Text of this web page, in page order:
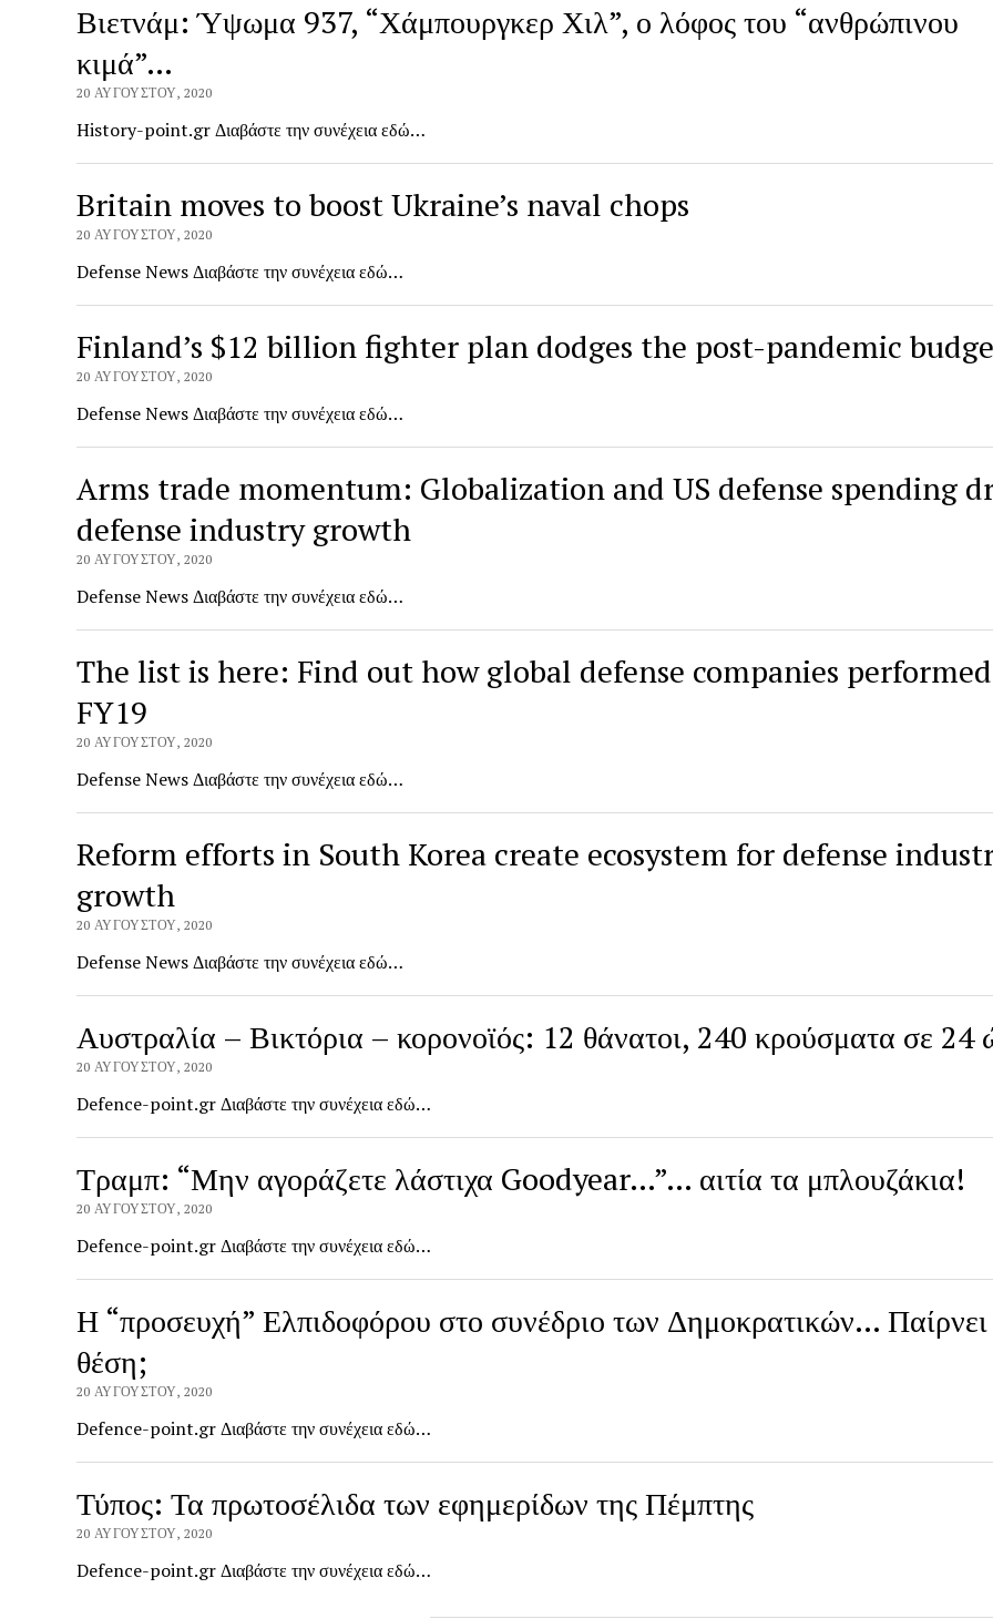
Βιετνάμ: Ύψωμα 937, “Χάμπουργκερ Χιλ”, ο λόφος του “ανθρώπινου
κιμά”…
20 ΑΥΓΟΎΣΤΟΥ, 2020
History-point.gr Διαβάστε την συνέχεια εδώ…
Britain moves to boost Ukraine’s naval chops
20 ΑΥΓΟΎΣΤΟΥ, 2020
Defense News Διαβάστε την συνέχεια εδώ…
Finland’s $12 billion fighter plan dodges the post-pandemic
20 ΑΥΓΟΎΣΤΟΥ, 2020
Defense News Διαβάστε την συνέχεια εδώ…
Arms trade momentum: Globalization and US defense spending
defense industry growth
20 ΑΥΓΟΎΣΤΟΥ, 2020
Defense News Διαβάστε την συνέχεια εδώ…
The list is here: Find out how global defense companies
FY19
20 ΑΥΓΟΎΣΤΟΥ, 2020
Defense News Διαβάστε την συνέχεια εδώ…
Reform efforts in South Korea create ecosystem for defense
growth
20 ΑΥΓΟΎΣΤΟΥ, 2020
Defense News Διαβάστε την συνέχεια εδώ…
Αυστραλία – Βικτόρια – κορονοϊός: 12 θάνατοι, 240 κρούσματα σε 24
20 ΑΥΓΟΎΣΤΟΥ, 2020
Defence-point.gr Διαβάστε την συνέχεια εδώ…
Τραμπ: “Μην αγοράζετε λάστιχα Goodyear…”… αιτία τα μπλουζάκια!
20 ΑΥΓΟΎΣΤΟΥ, 2020
Defence-point.gr Διαβάστε την συνέχεια εδώ…
Η “προσευχή” Ελπιδοφόρου στο συνέδριο των Δημοκρατικών… Παίρνει
θέση;
20 ΑΥΓΟΎΣΤΟΥ, 2020
Defence-point.gr Διαβάστε την συνέχεια εδώ…
Τύπος: Τα πρωτοσέλιδα των εφημερίδων της Πέμπτης
20 ΑΥΓΟΎΣΤΟΥ, 2020
Defence-point.gr Διαβάστε την συνέχεια εδώ…